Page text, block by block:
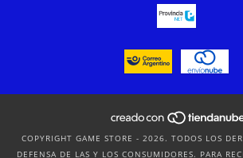
COPYRIGHT GAME STORE - 2026. TODOS LOS
DEFENSA DE LAS Y LOS CONSUMIDORES. PARA